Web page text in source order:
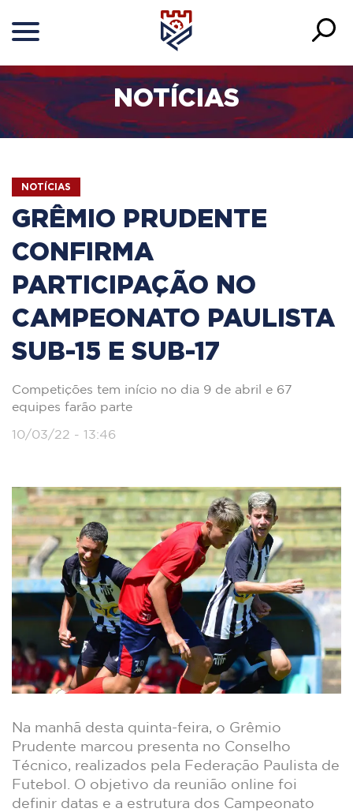
NOTÍCIAS
NOTÍCIAS
GRÊMIO PRUDENTE
CONFIRMA
PARTICIPAÇÃO NO
CAMPEONATO PAULISTA
SUB-15 E SUB-17
Competições tem início no dia 9 de abril e 67
equipes farão parte
10/03/22 - 13:46
Na manhã desta quinta-feira, o Grêmio
Prudente marcou presenta no Conselho
Técnico, realizados pela Federação Paulista de
Futebol. O objetivo da reunião online foi
definir datas e a estrutura dos Campeonato